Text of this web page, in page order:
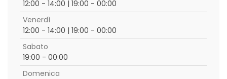
12:00 - 14:00 | 19:00 - 00:00
Venerdì
12:00 - 14:00 | 19:00 - 00:00
Sabato
19:00 - 00:00
Domenica